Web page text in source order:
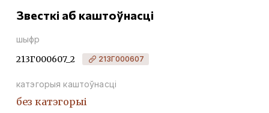
Звесткі аб каштоўнасці
шыфр
213Г000607_2 213Г000607
катэгорыя каштоўнасці
без катэгорыі